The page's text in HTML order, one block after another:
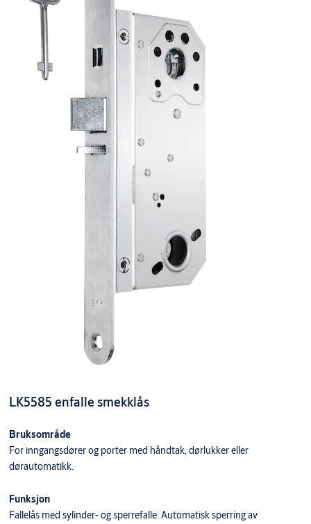
LK5585 enfalle smekklås
Bruksområde
For inngangsdører og porter med håndtak, dørlukker eller
dørautomatikk.
Funksjon
Fallelås med sylinder- og sperrefalle. Automatisk sperring av